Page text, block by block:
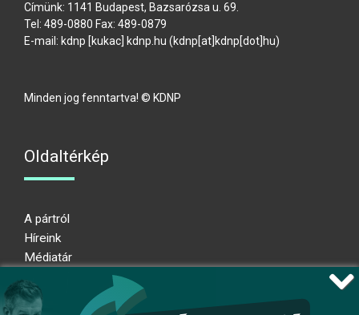
Címünk: 1141 Budapest, Bazsarózsa u. 69.
Tel: 489-0880 Fax: 489-0879
E-mail: kdnp [kukac] kdnp.hu (kdnp[at]kdnp[dot]hu)
Minden jog fenntartva! © KDNP
Oldaltérkép
A pártról
Híreink
Médiatár
Adatkezelési nyilatkozat